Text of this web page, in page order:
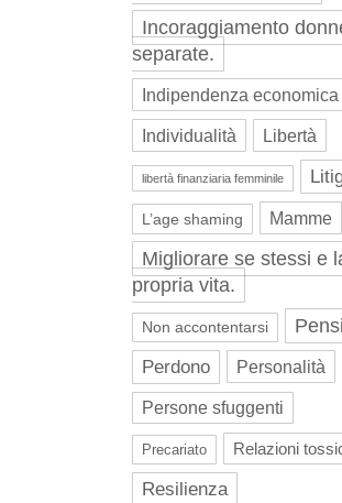
Incoraggiamento
separate.
Indipendenza economica
Individualità Libertà
libertà finanziaria femminile
L’age shaming Mamme
Migliorare se stessi e
propria vita.
Non accontentarsi
Perdono Personalità
Persone sfuggenti
Precariato Relazioni
Resilienza